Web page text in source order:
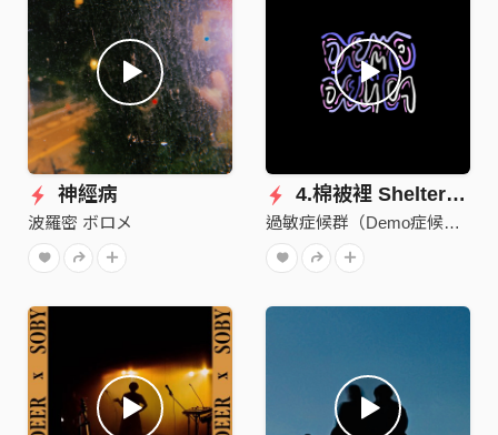
神經病
波羅密 ボロメ
4.棉被裡 Shelter in the Sheets
過敏症候群（Demo症候群）